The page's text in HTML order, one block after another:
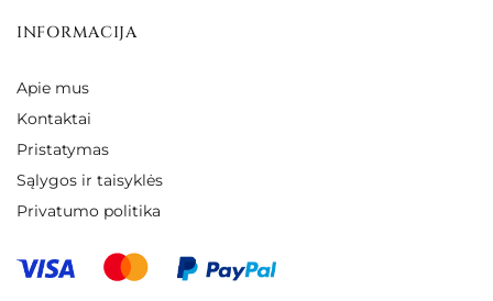
INFORMACIJA
Apie mus
Kontaktai
Pristatymas
Sąlygos ir taisyklės
Privatumo politika